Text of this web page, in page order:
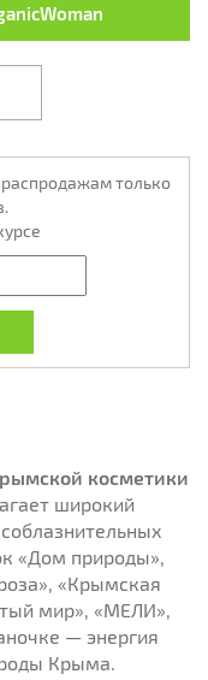
только
косметики
широкий
«Дом природы»,
«Крымская
мир», «МЕЛИ»,
— энергия
Крыма.